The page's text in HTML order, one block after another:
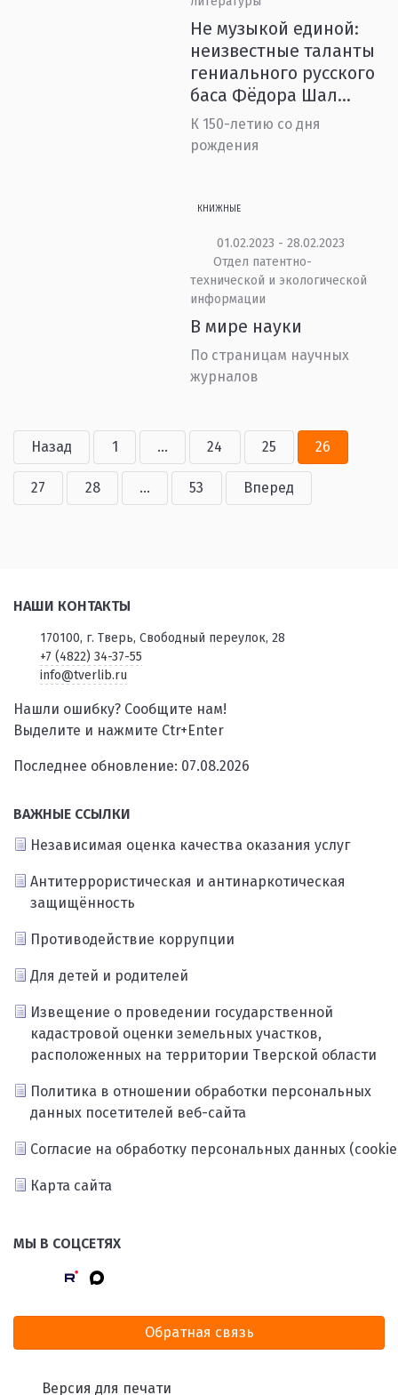
Не музыкой единой:
неизвестные таланты
гениального русского
баса Фёдора Шал...
К 150-летию со дня
рождения
КНИЖНЫЕ
01.02.2023 - 28.02.2023
Отдел патентно-
технической и экологической
информации
В мире науки
По страницам научных
журналов
Назад 1 ... 24 25 26
27 28 ... 53 Вперед
НАШИ КОНТАКТЫ
170100, г. Тверь, Свободный переулок, 28
+7 (4822) 34-37-55
info@tverlib.ru
Нашли ошибку? Сообщите нам!
Выделите и нажмите Ctr+Enter
Последнее обновление: 07.08.2026
ВАЖНЫЕ ССЫЛКИ
Независимая оценка качества оказания услуг
Антитеррористическая и антинаркотическая
защищённость
Противодействие коррупции
Для детей и родителей
Извещение о проведении государственной
кадастровой оценки земельных участков,
расположенных на территории Тверской области
Политика в отношении обработки персональных
данных посетителей веб-сайта
Согласие на обработку персональных данных
Карта сайта
МЫ В СОЦСЕТЯХ
Обратная связь
Версия для печати